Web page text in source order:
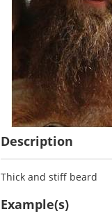
Description
Thick and stiff beard
Example(s)